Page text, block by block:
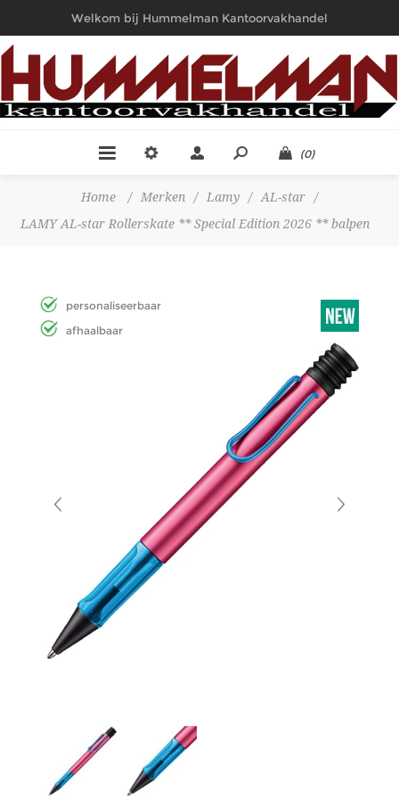
Welkom bij Hummelman Kantoorvakhandel
(0)
Home / Merken / Lamy / AL-star
/
LAMY AL-star Rollerskate ** Special Edition 2026 ** balpen
personaliseerbaar
afhaalbaar